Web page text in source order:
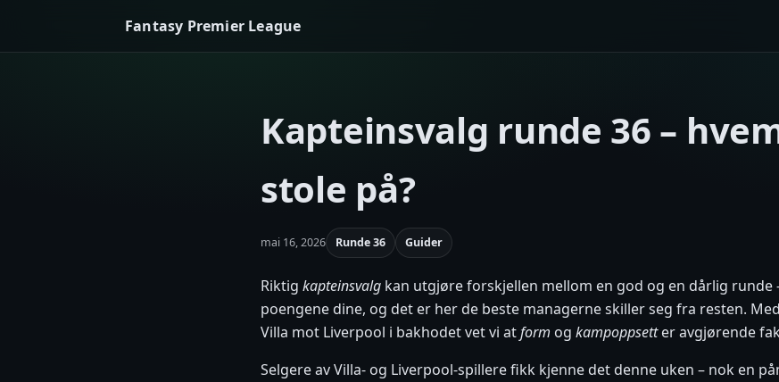
Fantasy Premier League
Kapteinsvalg runde 36 –
stole på?
mai 16, 2026 Runde 36 Guider
Riktig kapteinsvalg kan utgjøre forskjellen mellom en god og en dårlig runde
poengene dine, og det er her de beste managerne skiller seg fra resten.
Villa mot Liverpool i bakhodet vet vi atform og kampoppsetter avgjørende
Selgere av Villa- og Liverpool-spillere fikk kjenne det denne uken – nok en